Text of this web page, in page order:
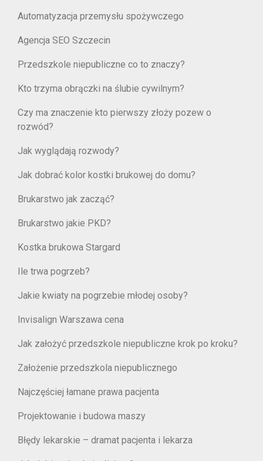
Automatyzacja przemysłu spożywczego
Agencja SEO Szczecin
Przedszkole niepubliczne co to znaczy?
Kto trzyma obrączki na ślubie cywilnym?
Czy ma znaczenie kto pierwszy złoży pozew o
rozwód?
Jak wyglądają rozwody?
Jak dobrać kolor kostki brukowej do domu?
Brukarstwo jak zacząć?
Brukarstwo jakie PKD?
Kostka brukowa Stargard
Ile trwa pogrzeb?
Jakie kwiaty na pogrzebie młodej osoby?
Invisalign Warszawa cena
Jak założyć przedszkole niepubliczne krok po kroku?
Założenie przedszkola niepublicznego
Najczęściej łamane prawa pacjenta
Projektowanie i budowa maszy
Błędy lekarskie – dramat pacjenta i lekarza